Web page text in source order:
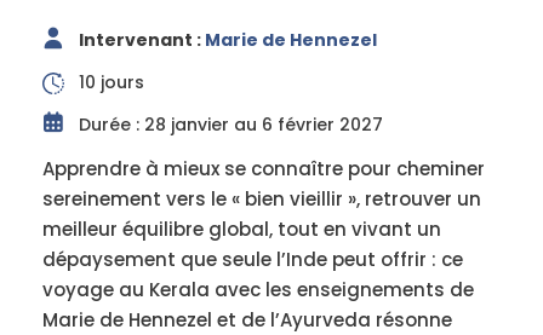
10 jours
Durée : 28 janvier au 6 février 2027
Intervenant : Marie de Hennezel
Apprendre à mieux se connaître pour cheminer
sereinement vers le « bien vieillir », retrouver un
meilleur équilibre global, tout en vivant un
dépaysement que seule l’Inde peut offrir : ce
voyage au Kerala avec les enseignements de
Marie de Hennezel et de l’Ayurveda résonne